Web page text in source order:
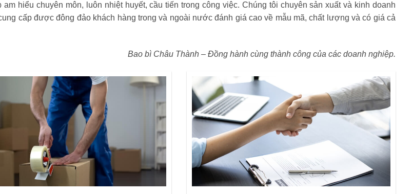
hiểu chuyên môn, luôn nhiệt huyết, cầu tiến trong công việc. Chúng tôi chuyên sản xuất và kinh doanh
cấp được đông đảo khách hàng trong và ngoài nước đánh giá cao về mẫu mã, chất lượng và có giá cả
Bao bì Châu Thành – Đồng hành cùng thành công của các doanh nghiệp.